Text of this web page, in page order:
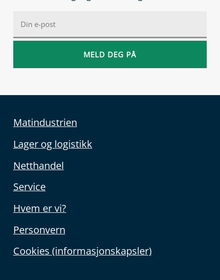
Matindustrien
Lager og logistikk
Netthandel
Service
Hvem er vi?
Personvern
Cookies (informasjonskapsler)